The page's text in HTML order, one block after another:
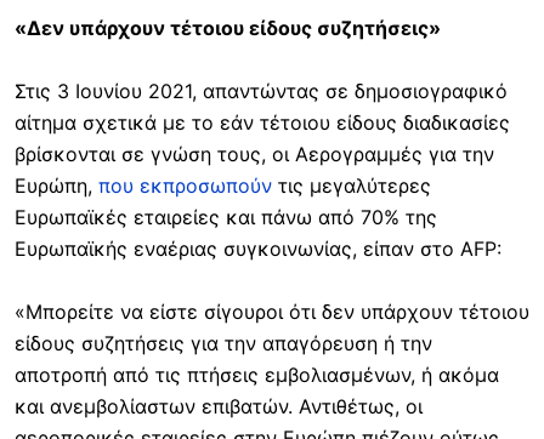
«Δεν υπάρχουν τέτοιου είδους συζητήσεις»
Στις 3 Ιουνίου 2021, απαντώντας σε δημοσιογραφικό
αίτημα σχετικά με το εάν τέτοιου είδους διαδικασίες
βρίσκονται σε γνώση τους, οι Αερογραμμές για την
Ευρώπη, που εκπροσωπούν τις μεγαλύτερες
Ευρωπαϊκές εταιρείες και πάνω από 70% της
Ευρωπαϊκής εναέριας συγκοινωνίας, είπαν στο AFP:
«Μπορείτε να είστε σίγουροι ότι δεν υπάρχουν τέτοιου
είδους συζητήσεις για την απαγόρευση ή την
αποτροπή από τις πτήσεις εμβολιασμένων, ή ακόμα
και ανεμβολίαστων επιβατών. Αντιθέτως, οι